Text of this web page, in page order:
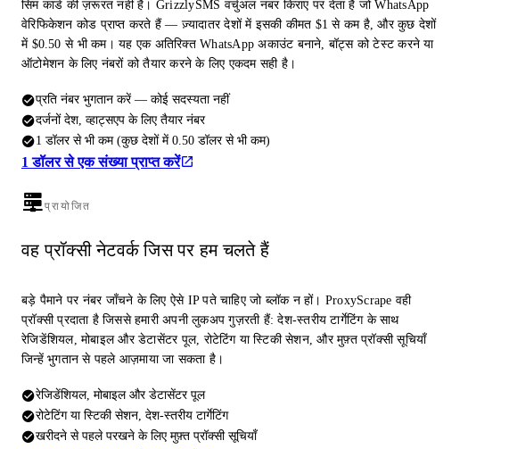
सिम कार्ड की ज़रूरत नहीं है। GrizzlySMS वर्चुअल नंबर किराए पर देता है जो WhatsApp
वेरिफिकेशन कोड प्राप्त करते हैं — ज़्यादातर देशों में इसकी कीमत $1 से कम है, और कुछ देशों
में $0.50 से भी कम। यह एक अतिरिक्त WhatsApp अकाउंट बनाने, बॉट्स को टेस्ट करने या
ऑटोमेशन के लिए नंबरों को तैयार करने के लिए एकदम सही है।
प्रति नंबर भुगतान करें — कोई सदस्यता नहीं
दर्जनों देश, व्हाट्सएप के लिए तैयार नंबर
1 डॉलर से भी कम (कुछ देशों में 0.50 डॉलर से भी कम)
1 डॉलर से एक संख्या प्राप्त करें
प्रायोजित
वह प्रॉक्सी नेटवर्क जिस पर हम चलते हैं
बड़े पैमाने पर नंबर जाँचने के लिए ऐसे IP पते चाहिए जो ब्लॉक न हों। ProxyScrape वही
प्रॉक्सी प्रदाता है जिससे हमारी अपनी लुकअप गुज़रती हैं: देश-स्तरीय टार्गेटिंग के साथ
रेजिडेंशियल, मोबाइल और डेटासेंटर पूल, रोटेटिंग या स्टिकी सेशन, और मुफ़्त प्रॉक्सी सूचियाँ
जिन्हें भुगतान से पहले आज़माया जा सकता है।
रेजिडेंशियल, मोबाइल और डेटासेंटर पूल
रोटेटिंग या स्टिकी सेशन, देश-स्तरीय टार्गेटिंग
खरीदने से पहले परखने के लिए मुफ़्त प्रॉक्सी सूचियाँ